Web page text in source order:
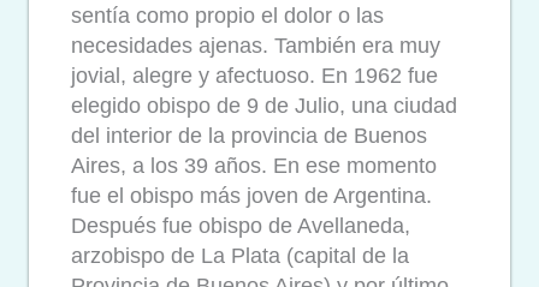
sentía como propio el dolor o las
necesidades ajenas. También era muy
jovial, alegre y afectuoso. En 1962 fue
elegido obispo de 9 de Julio, una ciudad
del interior de la provincia de Buenos
Aires, a los 39 años. En ese momento
fue el obispo más joven de Argentina.
Después fue obispo de Avellaneda,
arzobispo de La Plata (capital de la